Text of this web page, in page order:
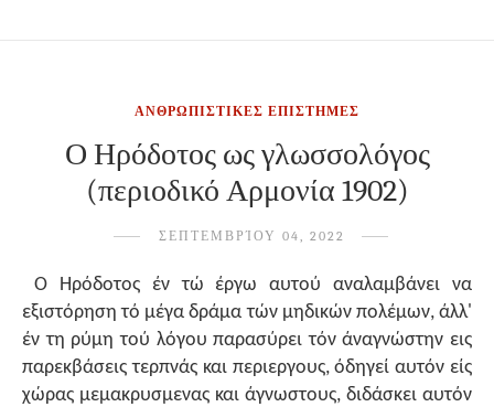
ΑΝΘΡΩΠΙΣΤΙΚΕΣ ΕΠΙΣΤΗΜΕΣ
Ο Ηρόδοτος ως γλωσσολόγος
(περιοδικό Αρμονία 1902)
ΣΕΠΤΕΜΒΡΊΟΥ 04, 2022
Ό Ηρόδοτος έν τώ έργω αυτού αναλαμβάνει να
εξιστόρηση τό μέγα δράμα τών μηδικών πολέμων, άλλ'
έν τη ρύμη τού λόγου παρασύρει τόν άναγνώστην εις
παρεκβάσεις τερπνάς και περιεργους, όδηγεί αυτόν είς
χώρας μεμακρυσμενας και άγνωστους, διδάσκει αυτόν